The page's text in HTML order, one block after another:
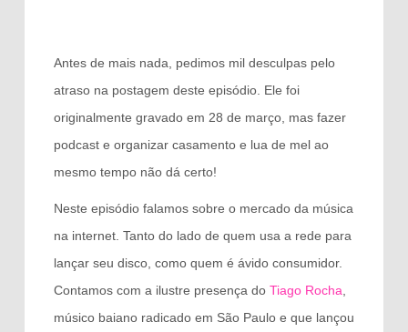
Antes de mais nada, pedimos mil desculpas pelo
atraso na postagem deste episódio. Ele foi
originalmente gravado em 28 de março, mas fazer
podcast e organizar casamento e lua de mel ao
mesmo tempo não dá certo!
Neste episódio falamos sobre o mercado da música
na internet. Tanto do lado de quem usa a rede para
lançar seu disco, como quem é ávido consumidor.
Contamos com a ilustre presença do Tiago Rocha
músico baiano radicado em São Paulo e que lançou